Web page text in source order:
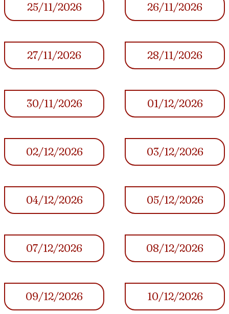
25/11/2026 26/11/2026
27/11/2026 28/11/2026
30/11/2026 01/12/2026
02/12/2026 03/12/2026
04/12/2026 05/12/2026
07/12/2026 08/12/2026
09/12/2026 10/12/2026